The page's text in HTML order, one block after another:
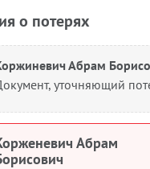
о потерях
Абрам
уточняющий
Абрам